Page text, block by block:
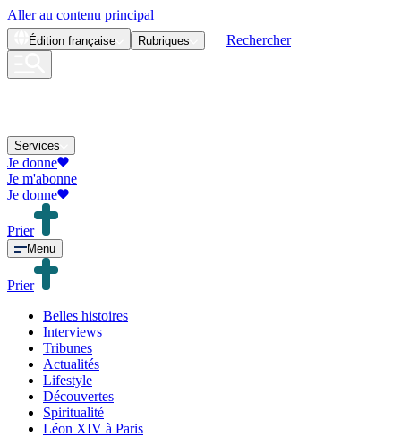
Aller au contenu principal
Édition française Rubriques Rechercher
Services
Je donne
Je m'abonne
Je donne
Prier
Menu
Prier
Belles histoires
Interviews
Tribunes
Actualités
Lifestyle
Découvertes
Spiritualité
Léon XIV à Paris